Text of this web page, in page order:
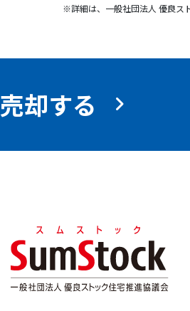
※詳細は、一般社団法人 優良ス
売却する